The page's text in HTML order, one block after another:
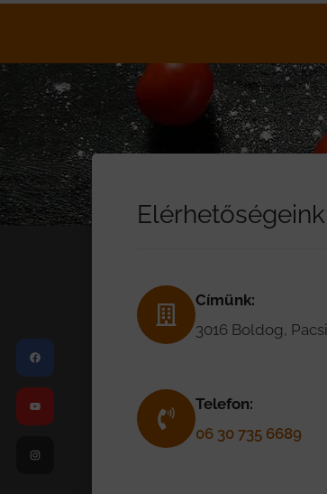
Elérhetőségeink
Címünk:
3016 Boldog,
Telefon:
06 30 735 6689